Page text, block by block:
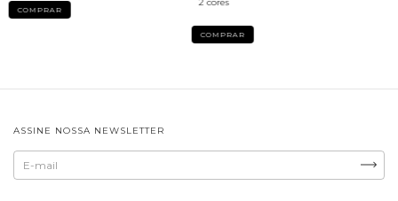
COMPRAR
COMPRAR
ASSINE NOSSA NEWSLETTER